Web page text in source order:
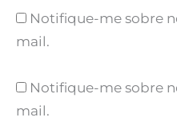
Notifique-me sobre
mail.
Notifique-me sobre
mail.